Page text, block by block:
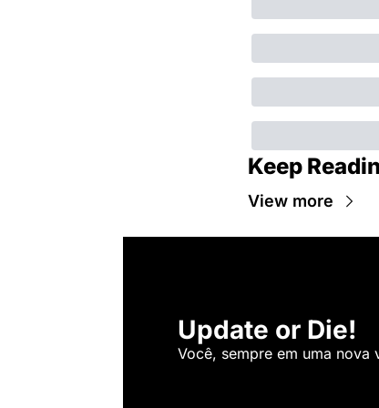
Keep
View more
Update or Die!
Você, sempre em uma